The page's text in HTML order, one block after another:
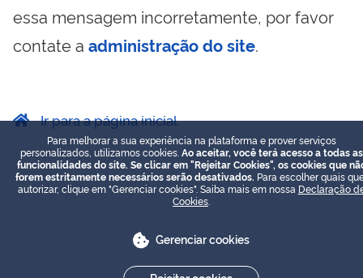
essa mensagem incorretamente, por favor
contate a administração do site.
Ir para a página inicial
Para melhorar a sua experiência na plataforma e prover serviços
personalizados, utilizamos cookies. Ao aceitar, você terá acesso a todas as
funcionalidades do site. Se clicar em "Rejeitar Cookies", os cookies que
forem estritamente necessários serão desativados. Para escolher quais
autorizar, clique em "Gerenciar cookies". Saiba mais em nossa Declaração
Cookies
Gerenciar cookies